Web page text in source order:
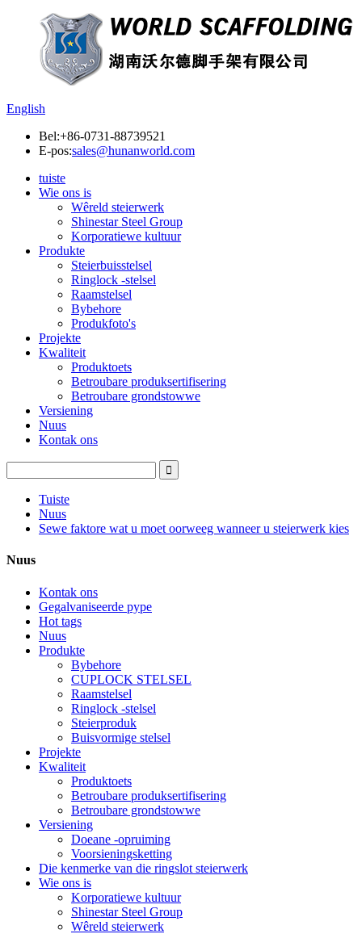
English
Bel:+86-0731-88739521
E-pos:sales@hunanworld.com
tuiste
Wie ons is
Wêreld steierwerk
Shinestar Steel Group
Korporatiewe kultuur
Produkte
Steierbuisstelsel
Ringlock -stelsel
Raamstelsel
Bybehore
Produkfoto's
Projekte
Kwaliteit
Produktoets
Betroubare produksertifisering
Betroubare grondstowwe
Versiening
Nuus
Kontak ons
Tuiste
Nuus
Sewe faktore wat u moet oorweeg wanneer u steierwerk kies
Nuus
Kontak ons
Gegalvaniseerde pype
Hot tags
Nuus
Produkte
Bybehore
CUPLOCK STELSEL
Raamstelsel
Ringlock -stelsel
Steierproduk
Buisvormige stelsel
Projekte
Kwaliteit
Produktoets
Betroubare produksertifisering
Betroubare grondstowwe
Versiening
Doeane -opruiming
Voorsieningsketting
Die kenmerke van die ringslot steierwerk
Wie ons is
Korporatiewe kultuur
Shinestar Steel Group
Wêreld steierwerk